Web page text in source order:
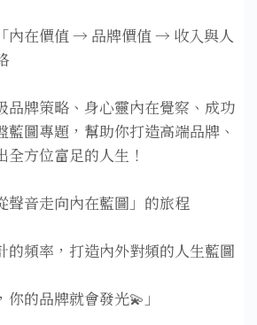
內在價值 → 品牌價值 → 收入與人
品牌策略、身心靈內在覺察、成功
藍圖專題，幫助你打造高端品牌、
方位富足的人生！
聲音走向內在藍圖」的旅程
的頻率，打造內外對頻的人生藍圖
你的品牌就會發光💫」